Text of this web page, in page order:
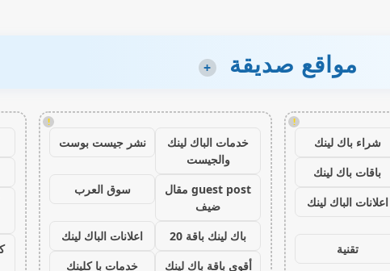
مواقع صديقة +
!
شراء باك لينك
باقات باك لينك
اعلانات الباك لينك
تقنية
!
خدمات الباك لينك
والجيست
نشر جيست بوست
guest post مقال
ضيف
سوق العرب
باك لينك باقة 20
اعلانات الباك لينك
أقوى باقة باك لينك
خدمات با كلينك